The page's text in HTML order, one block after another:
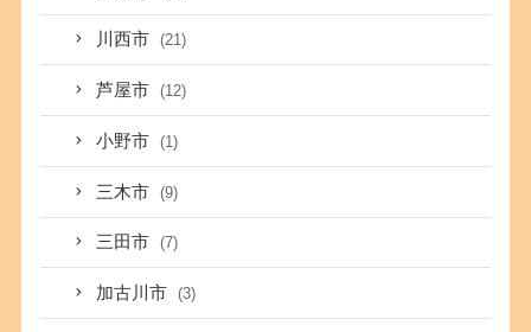
川西市 (21)
芦屋市 (12)
小野市 (1)
三木市 (9)
三田市 (7)
加古川市 (3)